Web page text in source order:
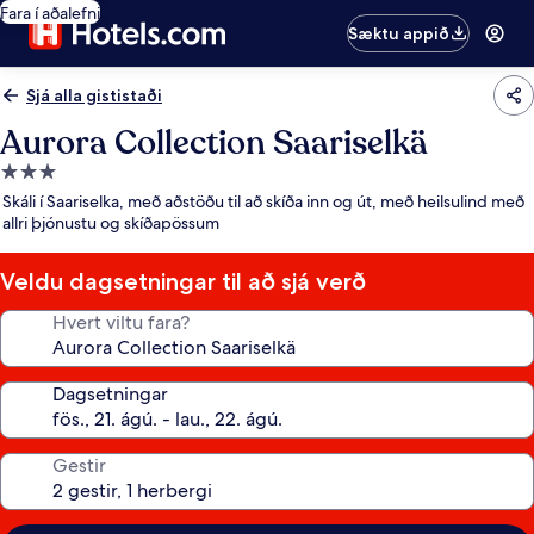
Fara í aðalefni
Sæktu appið
Sjá alla gististaði
Aurora Collection Saariselkä
3.0
stjörnu
gististaður
Skáli í Saariselka, með aðstöðu til að skíða inn og út, með heilsulind með
allri þjónustu og skíðapössum
Veldu dagsetningar til að sjá verð
Hvert viltu fara?
Dagsetningar
Gestir